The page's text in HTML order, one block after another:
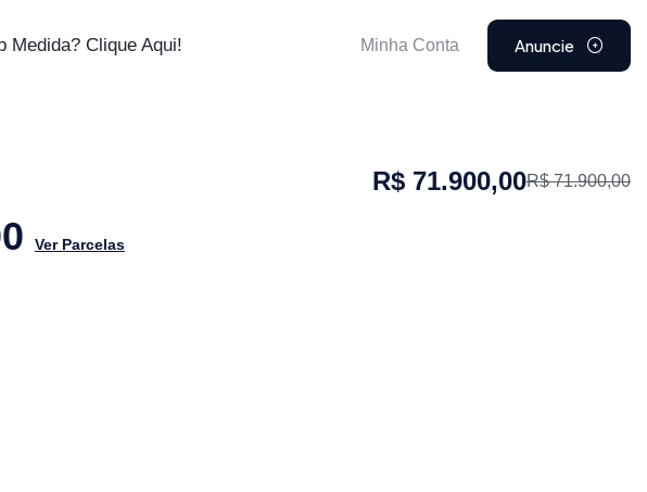
Medida? Clique Aqui! Minha Conta Anuncie
Ver Parcelas
R$ 71.900,00R$ 71.900,00